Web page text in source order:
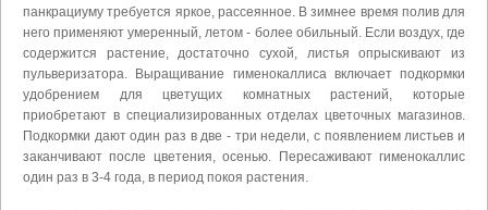
панкрациуму требуется яркое, рассеянное. В зимнее время полив для
него применяют умеренный, летом - более обильный. Если воздух, где
содержится растение, достаточно сухой, листья опрыскивают из
пульверизатора. Выращивание гименокаллиса включает подкормки
удобрением для цветущих комнатных растений, которые
приобретают в специализированных отделах цветочных магазинов.
Подкормки дают один раз в две - три недели, с появлением листьев и
заканчивают после цветения, осенью. Пересаживают гименокаллис
один раз в 3-4 года, в период покоя растения.